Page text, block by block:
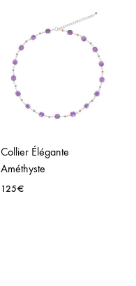
Collier Élégante
Améthyste
125€